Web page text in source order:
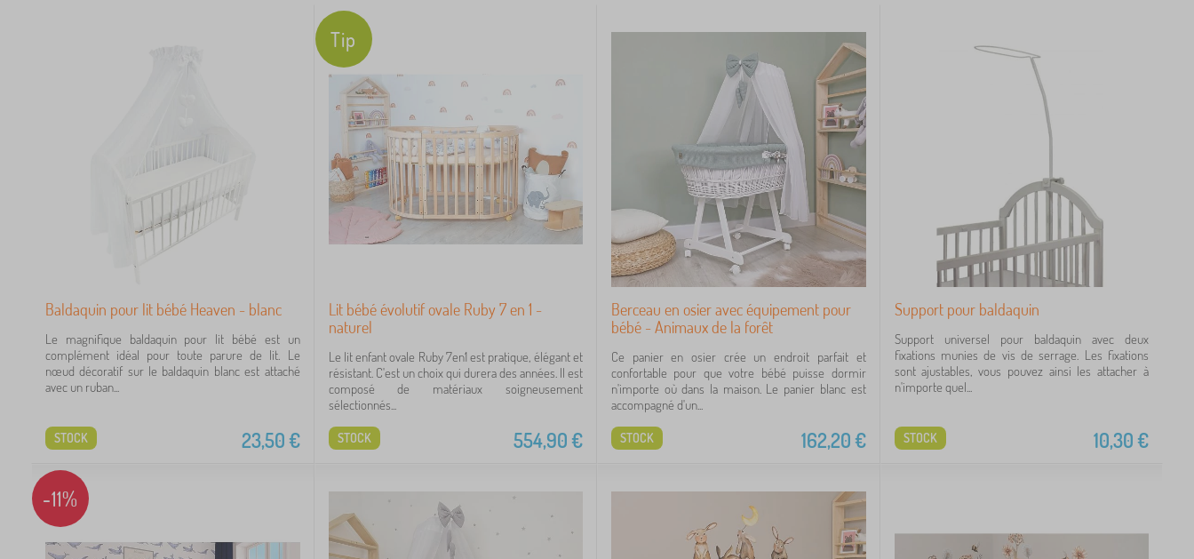
Baldaquin pour lit bébé Heaven - blanc
Le magnifique baldaquin pour lit bébé est un
complément idéal pour toute parure de lit. Le
nœud décoratif sur le baldaquin blanc est attaché
avec un ruban...
23,50€
STOCK
Tip
Lit bébé évolutif ovale Ruby 7 en 1 -
naturel
Le lit enfant ovale Ruby 7en1 est pratique, élégant et
résistant. C'est un choix qui durera des années. Il est
composé de matériaux soigneusement
sélectionnés...
554,90€
STOCK
Berceau en osier avec équipement pour
bébé - Animaux de la forêt
Ce panier en osier crée un endroit parfait et
confortable pour que votre bébé puisse dormir
n'importe où dans la maison. Le panier blanc est
accompagné d'un...
162,20€
STOCK
Support pour baldaquin
Support universel pour baldaquin avec deux
fixations munies de vis de serrage. Les fixations
sont ajustables, vous pouvez ainsi les attacher à
n'importe quel...
10,30€
STOCK
-11%